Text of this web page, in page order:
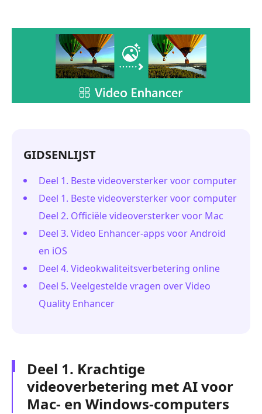
GIDSENLIJST
Deel 1. Beste videoversterker voor computer
Deel 1. Beste videoversterker voor computer
Deel 2. Officiële videoversterker voor Mac
Deel 3. Video Enhancer-apps voor Android
en iOS
Deel 4. Videokwaliteitsverbetering online
Deel 5. Veelgestelde vragen over Video
Quality Enhancer
Deel 1. Krachtige
videoverbetering met AI voor
Mac- en Windows-computers